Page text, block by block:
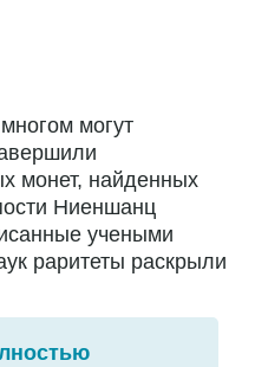
могут
монет, найденных
Ниеншанц
учеными
раритеты раскрыли